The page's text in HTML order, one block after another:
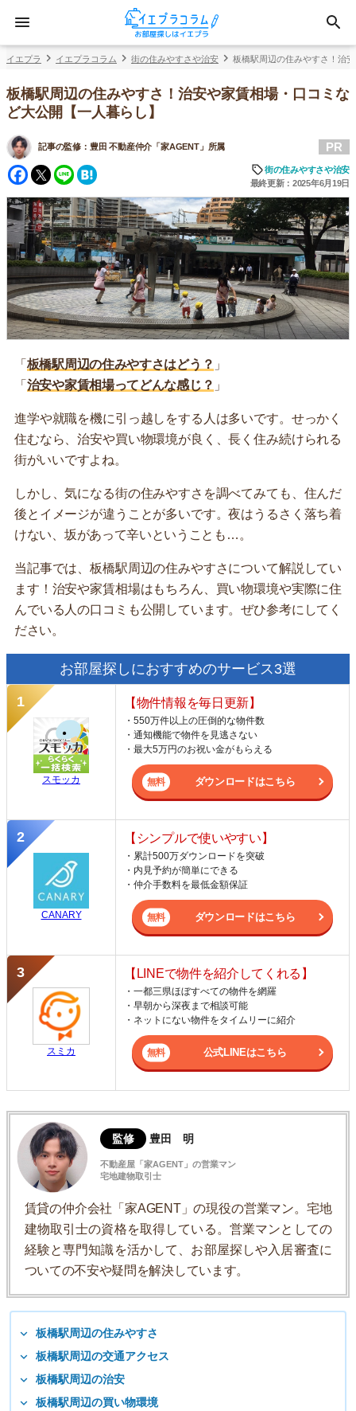
イエプラ イエプラコラム 街の住みやすさや治安 板橋駅周辺の住みやすさ！治
板橋駅周辺の住みやすさ！治安や家賃相場・口コミな
ど大公開【一人暮らし】
記事の監修： 豊田 不動産仲介「家AGENT」所属
Facebook
Twitter
Line
PR
街の住みやすさや治安
最終更新：2025年6月19日
「 板橋駅周辺の住みやすさはどう？ 」
「 治安や家賃相場ってどんな感じ？ 」
進学や就職を機に引っ越しをする人は多いです。せっかく
住むなら、治安や買い物環境が良く、長く住み続けられる
街がいいですよね。
しかし、気になる街の住みやすさを調べてみても、住んだ
後とイメージが違うことが多いです。夜はうるさく落ち着
けない、坂があって辛いということも…。
当記事では、板橋駅周辺の住みやすさについて解説してい
ます！治安や家賃相場はもちろん、買い物環境や実際に住
んでいる人の口コミも公開しています。ぜひ参考にしてく
ださい。
お部屋探しにおすすめのサービス3選
スモッカ
【物件情報を毎日更新】
・550万件以上の圧倒的な物件数
・通知機能で物件を見逃さない
・最大5万円のお祝い金がもらえる
ダウンロードはこちら
CANARY
【シンプルで使いやすい】
・累計500万ダウンロードを突破
・内見予約が簡単にできる
・仲介手数料を最低金額保証
ダウンロードはこちら
スミカ
【LINEで物件を紹介してくれる】
・一都三県ほぼすべての物件を網羅
・早朝から深夜まで相談可能
・ネットにない物件をタイムリーに紹介
公式LINEはこちら
監修 豊田 明
不動産屋「家AGENT」の営業マン
宅地建物取引士
賃貸の仲介会社「家AGENT」の現役の営業マン。宅地
建物取引士の資格を取得している。営業マンとしての
経験と専門知識を活かして、お部屋探しや入居審査に
ついての不安や疑問を解決しています。
板橋駅周辺の住みやすさ
板橋駅周辺の交通アクセス
板橋駅周辺の治安
板橋駅周辺の買い物環境